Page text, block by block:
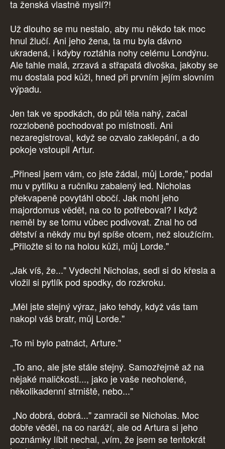
ta ženská vlastně myslí?!
Už dlouho se mu nestalo, aby mu někdo tak moc
hnul žlučí. Ani jeho žena, ta mu byla dávno
ukradená, i kdyby roztáhla nohy celému Londýnu.
Ale tahle malá, zrzavá a střapatá divoška, jakoby se
mu dostala pod kůži, hned při prvním jejím slovním
výpadu.
Jen tak ve spodkách, do půl těla nahý, začal
rozzlobeně pochodovat po místnosti. Ani
nezaregistroval, když se ozvalo zaklepání, a do
pokoje vstoupil Artur.
„Přinesl jsem vám, co jste žádal, můj Lorde," podal
mu v pytlíku a ručníku zabalený led. Nicholas
překvapeně povytáhl obočí. Jak mohl jeho
majordomus vědět, na co to potřeboval? I když
neměl by se tomu vůbec podivovat. Znal ho od
dětství a někdy mu byl spíše otcem, než sloužícím.
„Přiložte si to na holou kůži, můj Lorde."
„Jak víš, že..." Vydechl Nicholas, sedl si do křesla a
vložil si pytlík pod spodky, do rozkroku.
„Měl jste stejný výraz, jako tehdy, když vás tam
nakopl váš bratr, můj Lorde."
„To mi bylo patnáct, Arture."
„To ano, ale jste stále stejný. Samozřejmě až na
nějaké maličkosti..., jako je vaše neoholené,
několikadenní strniště, nebo..."
„No dobrá, dobrá..." zamračil se Nicholas. Moc
dobře věděl, na co naráží, ale od Artura si jeho
poznámky líbit nechal, „vím, že jsem se tentokrát